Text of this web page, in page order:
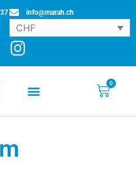
info@marah.ch
CHF
0